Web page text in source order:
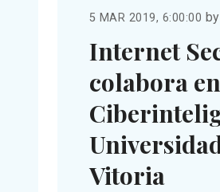
5 MAR 2019, 6:00:00 by
Internet
colabora
Vitoria